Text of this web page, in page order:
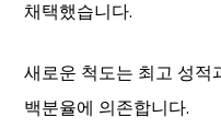
채택했습니다.
새로운 척도는 최고 성적
백분율에 의존합니다.